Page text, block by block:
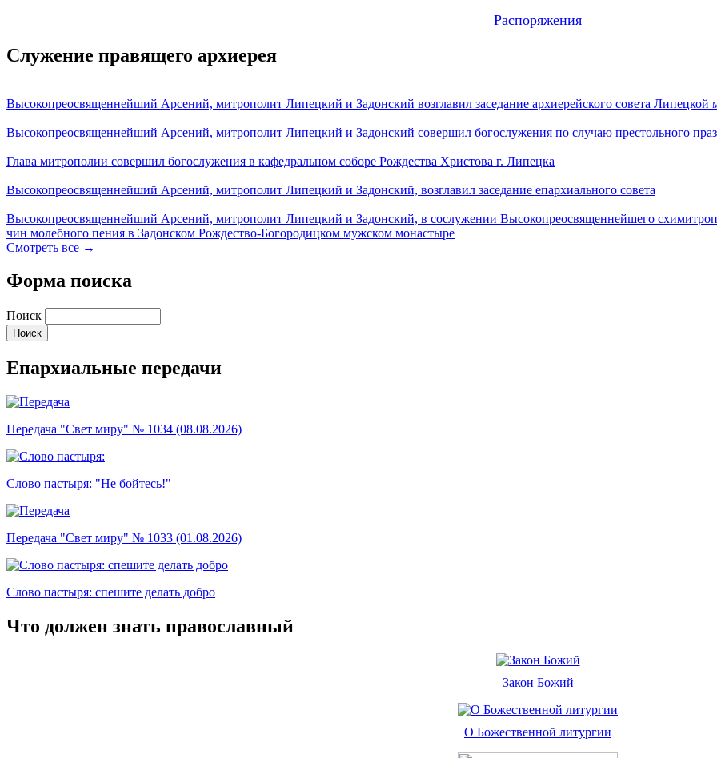
Распоряжения
Служение правящего архиерея
Высокопреосвященнейший Арсений, митрополит Липецкий и Задонский возглавил заседание архиерейского совета Липецкой
Высокопреосвященнейший Арсений, митрополит Липецкий и Задонский совершил богослужения по случаю престольного
Глава митрополии совершил богослужения в кафедральном соборе Рождества Христова г. Липецка
Высокопреосвященнейший Арсений, митрополит Липецкий и Задонский, возглавил заседание епархиального совета
Высокопреосвященнейший Арсений, митрополит Липецкий и Задонский, в сослужении Высокопреосвященнейшего
чин молебного пения в Задонском Рождество-Богородицком мужском монастыре
Смотреть все →
Форма поиска
Поиск
Епархиальные передачи
Передача "Свет миру" № 1034 (08.08.2026)
Слово пастыря: "Не бойтесь!"
Передача "Свет миру" № 1033 (01.08.2026)
Слово пастыря: спешите делать добро
Что должен знать православный
Закон Божий
О Божественной литургии